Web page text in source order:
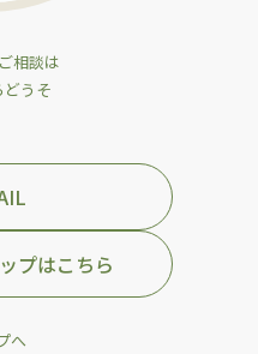
相談は
どうそ
プはこちら
へ